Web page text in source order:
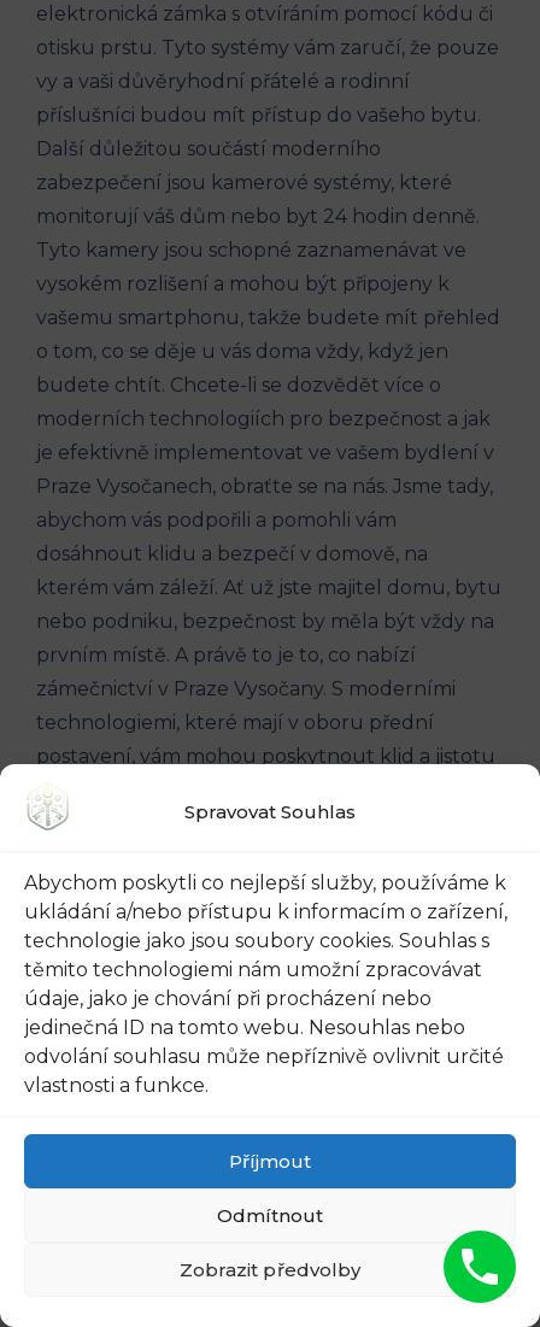
Spravovat Souhlas
Abychom poskytli co nejlepší služby, používáme k
ukládání a/nebo přístupu k informacím o zařízení,
technologie jako jsou soubory cookies. Souhlas s
těmito technologiemi nám umožní zpracovávat
údaje, jako je chování při procházení nebo
jedinečná ID na tomto webu. Nesouhlas nebo
odvolání souhlasu může nepříznivě ovlivnit určité
vlastnosti a funkce.
Příjmout
Odmítnout
Zobrazit předvolby
elektronická zámka s otvíráním pomocí kódu či
otisku prstu. Tyto systémy vám zaručí, že pouze
vy a vaši důvěryhodní přátelé a rodinní
příslušníci budou mít přístup do vašeho bytu.
Další důležitou součástí moderního
zabezpečení jsou kamerové systémy, které
monitorují váš dům nebo byt 24 hodin denně.
Tyto kamery jsou schopné zaznamenávat ve
vysokém rozlišení a mohou být připojeny k
vašemu smartphonu, takže budete mít přehled
o tom, co se děje u vás doma vždy, když jen
budete chtít. Chcete-li se dozvědět více o
moderních technologiích pro bezpečnost a jak
je efektivně implementovat ve vašem bydlení v
Praze Vysočanech, obraťte se na nás. Jsme tady,
abychom vás podpořili a pomohli vám
dosáhnout klidu a bezpečí v domově, na
kterém vám záleží. Ať už jste majitel domu, bytu
nebo podniku, bezpečnost by měla být vždy na
prvním místě. A právě to je to, co nabízí
zámečnictví v Praze Vysočany. S moderními
technologiemi, které mají v oboru přední
postavení, vám mohou poskytnout klid a jistotu
ve vašem každodenním životě. Důležité
takeaways z tohoto článku jsou jednoduché. Za
zámečnictví a poskytují nám lepší zabezpečení
než kdy dříve. Od vzdáleného odemykání přes
mobilní aplikace až po pokročilé bezpečnostní
systémy s kamerami a čtečkami otisku prstu,
možnosti jsou nekonečné. A za druhé,
zámečnictví v Praze Vysočany je jedním z
předních poskytovatelů těchto moderních
dlouholetými zkušenostmi se můžete
spolehnout na jejich profesionalitu a kvalitu. Bez
ohledu na vaše potřeby, s jejich pomocí budete
mít jistotu, že vaše bezpečnost je v dobrých